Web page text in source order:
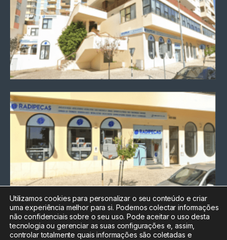
Chamada para a rede fixa
nacional
Electrónica:212
Utilizamos cookies para personalizar o seu conteúdo e criar
uma experiência melhor para si. Podemos colectar informações
não confidenciais sobre o seu uso. Pode aceitar o uso desta
tecnologia ou gerenciar as suas configurações e, assim,
controlar totalmente quais informações são coletadas e